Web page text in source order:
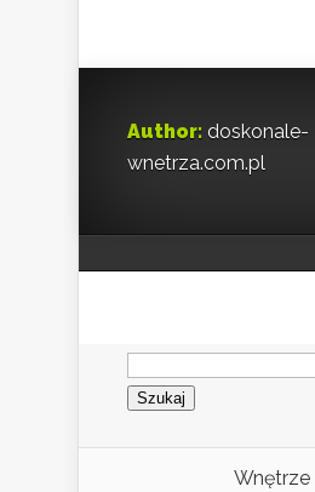
Author: doskonale-
wnetrza.com.pl
Szukaj:
Wnętrze